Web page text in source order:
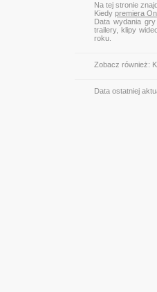
Na tej stronie
Kiedy premiera
Data wydania
trailery, klipy
roku.
Zobacz również:
Data ostatniej